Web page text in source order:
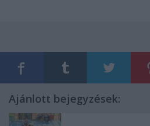
Ajánlott bejegyzések: